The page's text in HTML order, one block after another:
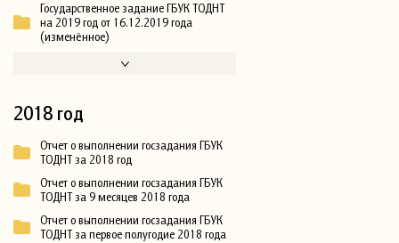
Государственное задание ГБУК ТОДНТ
на 2019 год от 16.12.2019 года
(изменённое)
2018 год
Отчет о выполнении госзадания ГБУК
ТОДНТ за 2018 год
Отчет о выполнении госзадания ГБУК
ТОДНТ за 9 месяцев 2018 года
Отчет о выполнении госзадания ГБУК
ТОДНТ за первое полугодие 2018 года